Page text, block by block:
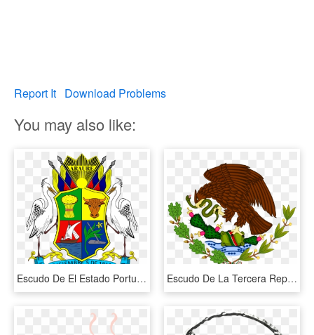
Report It Download Problems
You may also like:
Escudo De El Estado Portuguesa - Tradición Estado Portuguesa, HD Png Download Escudo De La Tercera República Federal De Los Estados - Escudo De La Bandera De 1934, HD Png Download